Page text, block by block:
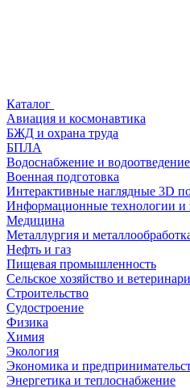
Каталог
Авиация и космонавтика
БЖД и охрана труда
БПЛА
Водоснабжение и водоотведение
Военная подготовка
Интерактивные наглядные 3D
Информационные технологии и
Медицина
Металлургия и
Нефть и газ
Пищевая промышленность
Сельское хозяйство и
Строительство
Судостроение
Физика
Химия
Экология
Экономика и
Энергетика и теплоснабжение